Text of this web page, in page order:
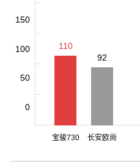
150
100
50
0
宝骏730
110
长安欧尚
92